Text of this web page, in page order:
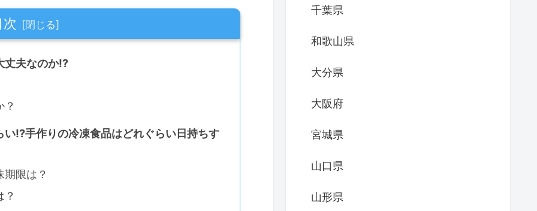
次
丈夫なのか!?
!?手作りの冷凍食品はどれぐらい日持ちす
限は？
千葉県
和歌山県
大分県
大阪府
宮城県
山口県
山形県